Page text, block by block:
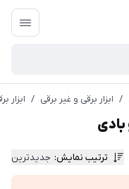
/ ابزار برقی و غیر برقی / ابزار
بادی
ترتیب نمایش: جدیدترین